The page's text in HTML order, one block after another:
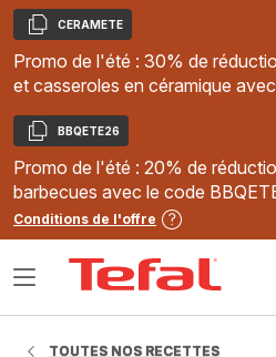
Copier
CERAMETE
Promo de l'été : 30% de
et casseroles en céramique
Copier
BBQETE26
Promo de l'été : 20% de
barbecues avec le code
Conditions de l'offre
Ouvrir
TOUTES NOS RECETTES